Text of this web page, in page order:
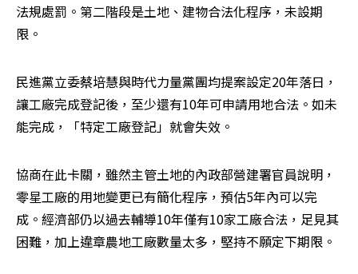
法規處罰。第二階段是土地、建物合法化程序，未設期
限。
民進黨立委蔡培慧與時代力量黨團均提案設定20年落日，
讓工廠完成登記後，至少還有10年可申請用地合法。如未
能完成，「特定工廠登記」就會失效。
協商在此卡關，雖然主管土地的內政部營建署官員說明，
零星工廠的用地變更已有簡化程序，預估5年內可以完
成。經濟部仍以過去輔導10年僅有10家工廠合法，足見其
困難，加上違章農地工廠數量太多，堅持不願定下期限。